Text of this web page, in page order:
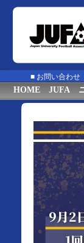
■ お問い合わせ
HOME JUFA